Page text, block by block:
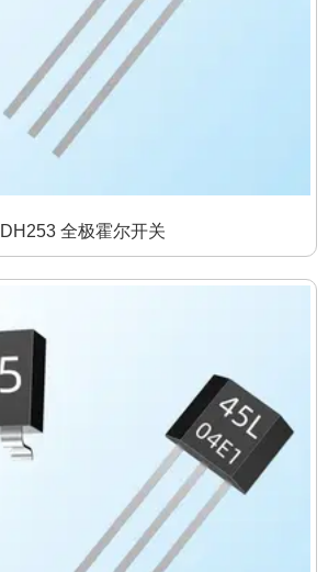
DH253 全极霍尔开关